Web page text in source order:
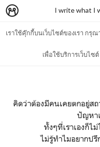
เราใช้คุ๊กกี้บนเว็บไซต์ของเรา กรุ
เพื่อใช้บริการเว็บไซต์
I write what I
เหนือ
คิดว่าต้องมีคนเคยตกอยู่ส
ปัญหา
ทั้งๆที่เราเองก็
ไม่รู้ทำไมอยากป